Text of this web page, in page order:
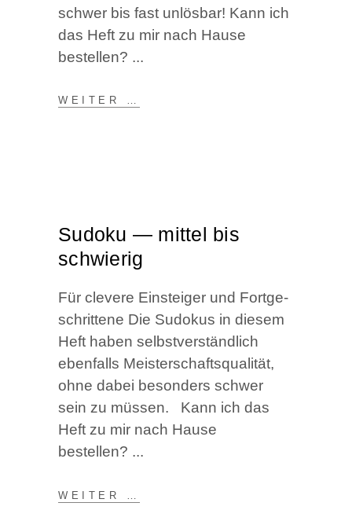
schwer bis fast unlös­bar! Kann ich
das Heft zu mir nach Hau­se
bestellen?
WEI­TER …
Sudo­ku — mit­tel bis
schwierig
Für cle­ve­re Ein­stei­ger und Fort­ge­
schrit­te­ne Die Sudo­kus in die­sem
Heft haben selbst­ver­ständ­lich
eben­falls Meis­ter­schafts­qua­li­tät,
ohne dabei beson­ders schwer
sein zu müs­sen. Kann ich das
Heft zu mir nach Hau­se
bestellen?
WEI­TER …